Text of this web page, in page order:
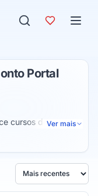
Portal
cursos de
consigam uma
professores
extra,
Ver mais
de 1 a 5 estrelas
Ordenar por